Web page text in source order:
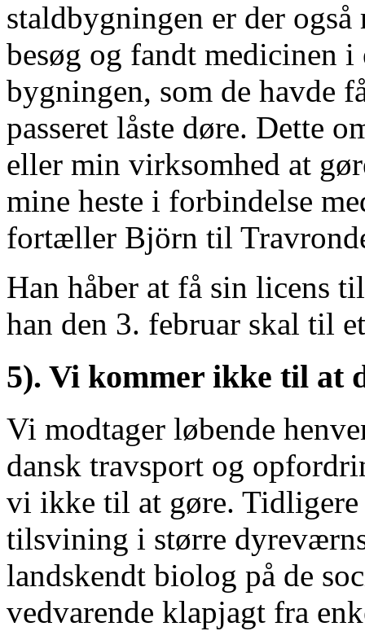
staldbygningen er der
besøg og fandt medicinen
bygningen, som de havde
passeret låste døre. Dette
eller min virksomhed at
mine heste i forbindelse
fortæller Björn til
Han håber at få sin licens
han den 3. februar skal til
5). Vi kommer ikke til at
Vi modtager løbende
dansk travsport og
vi ikke til at gøre.
tilsvining i større
landskendt biolog på de
vedvarende klapjagt fra